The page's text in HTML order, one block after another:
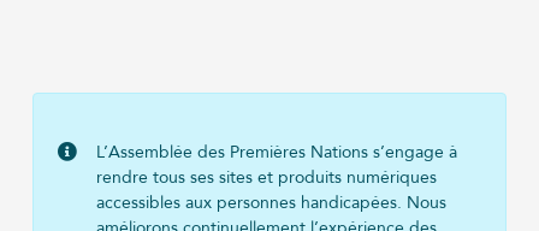
L’Assemblée des Premières Nations s’engage à
rendre tous ses sites et produits numériques
accessibles aux personnes handicapées. Nous